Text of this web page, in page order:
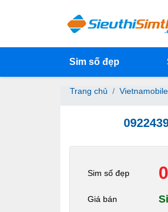
Sim số đẹp
Trang chủ Vietnamobile
Sim số đẹp
Giá bán